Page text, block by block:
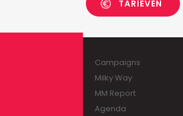
TARIEVEN
Campaigns
Milky Way
MM Report
Agenda